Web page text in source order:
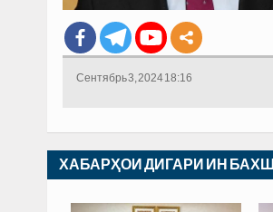
Сентябрь 3, 2024 18:16
ХАБАРҲОИ ДИГАРИ ИН БАХШ